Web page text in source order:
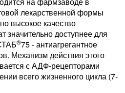
лекарственной формы
высокое качество
значительно доступнее для
®75 - антиагрегантное
Механизм действия этого
с АДФ-рецепторами
всего жизненного цикла (7-